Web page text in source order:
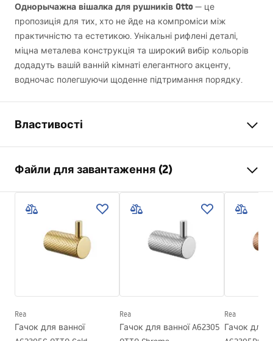
Однорычажна вішалка для рушників Otto— це
пропозиція для тих, хто не йде на компроміси між
практичністю та естетикою. Унікальні рифлені деталі,
міцна металева конструкція та широкий вибір кольорів
додадуть вашій ванній кімнаті елегантного акценту,
водночас полегшуючи щоденне підтримання порядку.
Властивості
Матеріал
Метал
Спосіб монтажу
Прикручуваний
Ширина
265
Висота
95мм
Глибина
70мм
Файли для завантаження (2)
Умови гарантії
Warranty_Terms_and_Conditions_Accessories_-_24.pdf
Rea
Гачок для ванної
Rea
Гачок для ванної A62305
Rea
Гачок для